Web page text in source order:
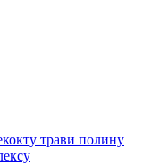
трави полину